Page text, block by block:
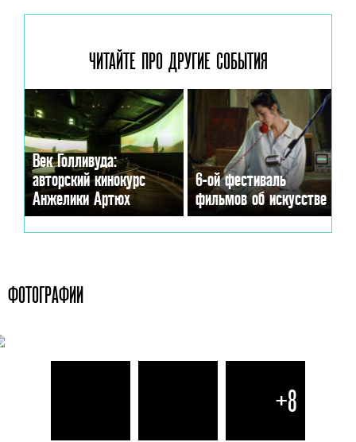
ЧИТАЙТЕ ПРО ДРУГИЕ СОБЫТИЯ
Век Голливуда:
авторский кинокурс
Анжелики Артюх
6-ой фестиваль
фильмов об искусстве
ФОТОГРАФИИ
+8